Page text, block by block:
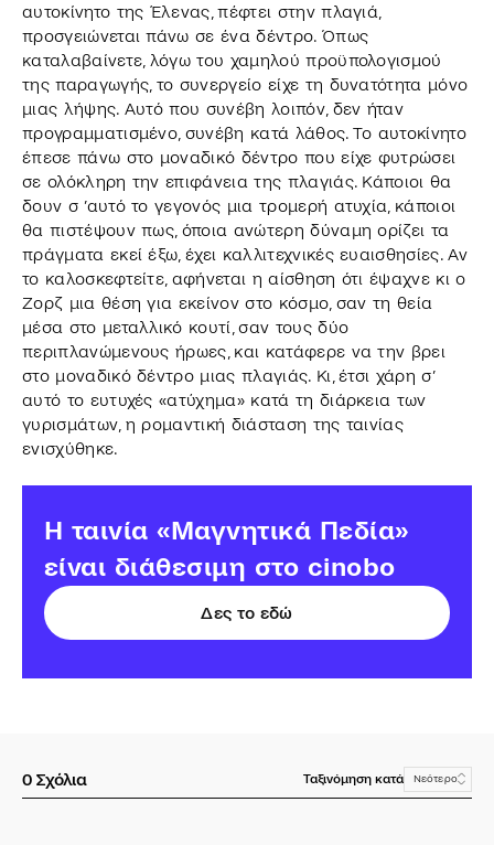
αυτοκίνητο της Έλενας, πέφτει στην πλαγιά,
προσγειώνεται πάνω σε ένα δέντρο. Όπως
καταλαβαίνετε, λόγω του χαμηλού προϋπολογισμού
της παραγωγής, το συνεργείο είχε τη δυνατότητα μόνο
μιας λήψης. Αυτό που συνέβη λοιπόν, δεν ήταν
προγραμματισμένο, συνέβη κατά λάθος. Το αυτοκίνητο
έπεσε πάνω στο μοναδικό δέντρο που είχε φυτρώσει
σε ολόκληρη την επιφάνεια της πλαγιάς. Κάποιοι θα
δουν σ ’αυτό το γεγονός μια τρομερή ατυχία, κάποιοι
θα πιστέψουν πως, όποια ανώτερη δύναμη ορίζει τα
πράγματα εκεί έξω, έχει καλλιτεχνικές ευαισθησίες. Αν
το καλοσκεφτείτε, αφήνεται η αίσθηση ότι έψαχνε κι ο
Ζορζ μια θέση για εκείνον στο κόσμο, σαν τη θεία
μέσα στο μεταλλικό κουτί, σαν τους δύο
περιπλανώμενους ήρωες, και κατάφερε να την βρει
στο μοναδικό δέντρο μιας πλαγιάς. Κι, έτσι χάρη σ’
αυτό το ευτυχές «ατύχημα» κατά τη διάρκεια των
γυρισμάτων, η ρομαντική διάσταση της ταινίας
ενισχύθηκε.
Η ταινία «Mαγνητικά Πεδία»
είναι διάθεσιμη στο cinobo
Δες το εδώ
0 Σχόλια Ταξινόμηση κατά Νεότερο